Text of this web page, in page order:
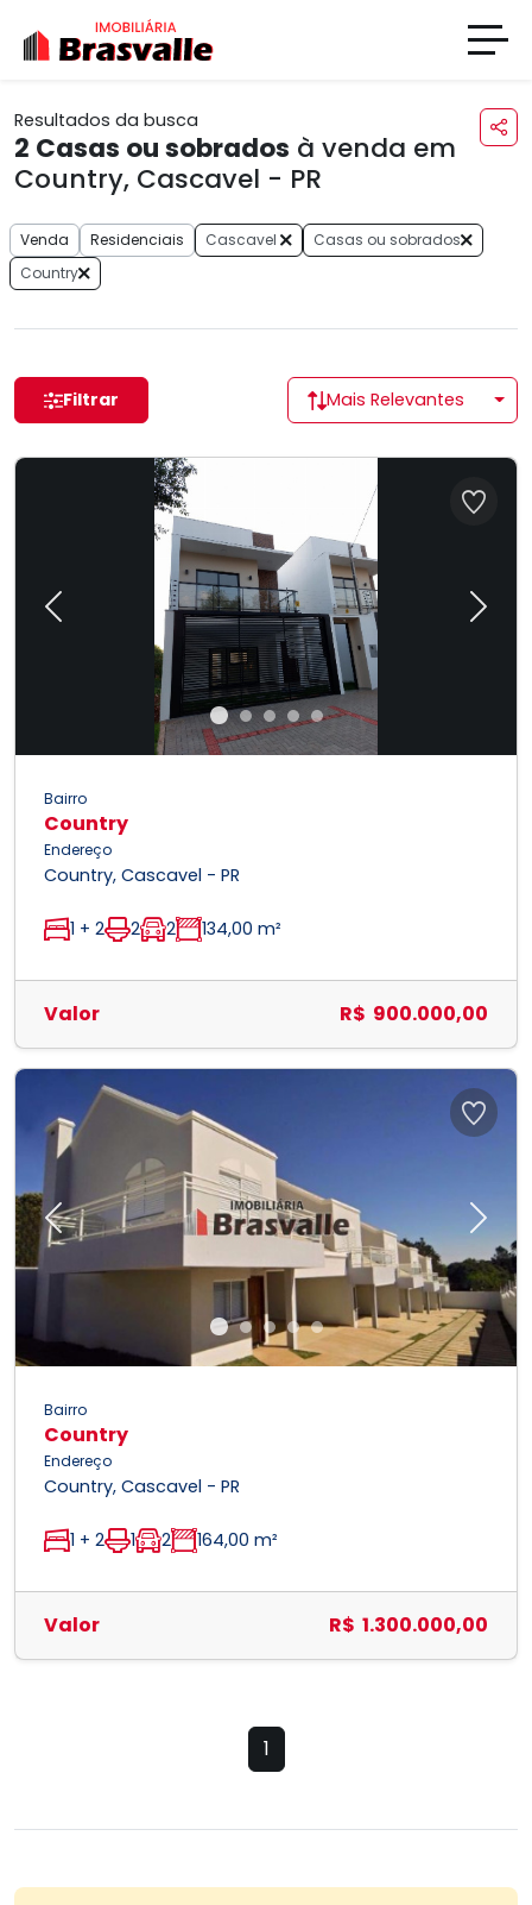
Resultados da busca
2 Casas ou sobrados à venda em
Country, Cascavel - PR
Venda Residenciais Cascavel
Casas ou sobrados
Country
Filtrar Mais Relevantes
Previous Next
Bairro
Country
Endereço
Country, Cascavel - PR
1 + 2 2 2 134,00 m²
Valor R$ 900.000,00
Previous Next
Bairro
Country
Endereço
Country, Cascavel - PR
1 + 2 1 2 164,00 m²
Valor R$ 1.300.000,00
1